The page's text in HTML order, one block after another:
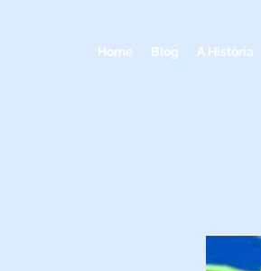
Home Blog A História